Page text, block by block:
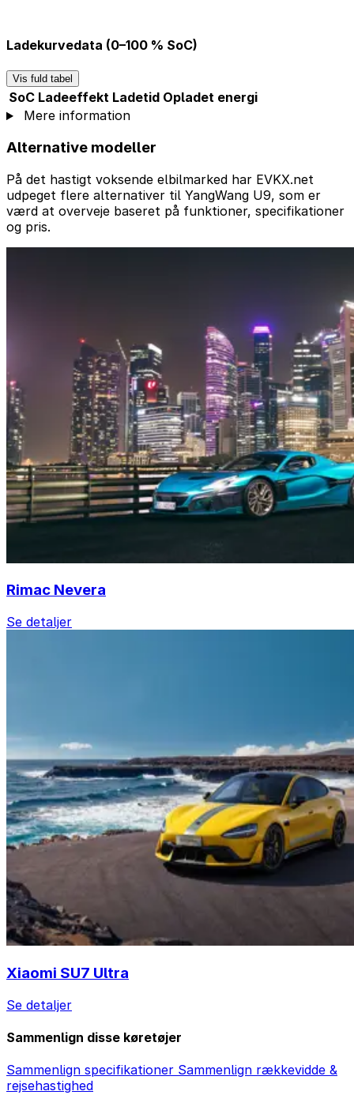
Ladekurvedata (0–100 % SoC)
Vis fuld tabel
SoC Ladeeffekt Ladetid Opladet energi
Mere information
Alternative modeller
På det hastigt voksende elbilmarked har EVKX.net
udpeget flere alternativer til YangWang U9, som er
værd at overveje baseret på funktioner, specifikationer
og pris.
Rimac Nevera
Se detaljer
Xiaomi SU7 Ultra
Se detaljer
Sammenlign disse køretøjer
Sammenlign specifikationer Sammenlign rækkevidde &
rejsehastighed